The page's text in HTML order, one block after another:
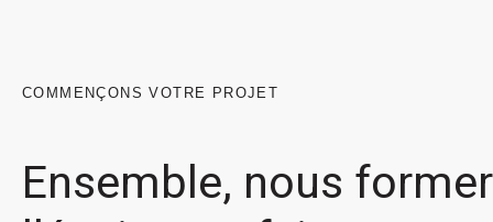
COMMENÇONS VOTRE PROJET
Ensemble, nous